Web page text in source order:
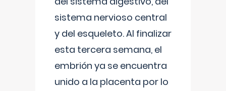
sistema nervioso central
y del esqueleto. Al finalizar
esta tercera semana, el
embrión ya se encuentra
unido a la placenta por lo